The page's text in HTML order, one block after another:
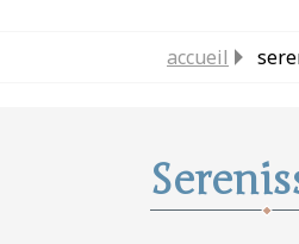
accueil